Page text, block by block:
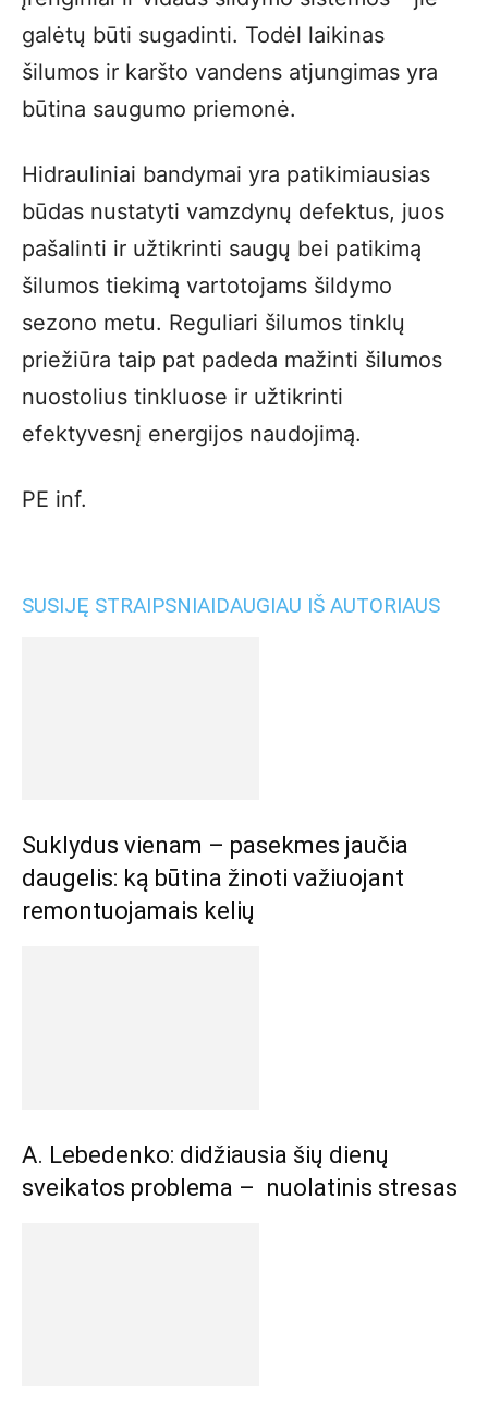
galėtų būti sugadinti. Todėl laikinas
šilumos ir karšto vandens atjungimas yra
būtina saugumo priemonė.
Hidrauliniai bandymai yra patikimiausias
būdas nustatyti vamzdynų defektus, juos
pašalinti ir užtikrinti saugų bei patikimą
šilumos tiekimą vartotojams šildymo
sezono metu. Reguliari šilumos tinklų
priežiūra taip pat padeda mažinti šilumos
nuostolius tinkluose ir užtikrinti
efektyvesnį energijos naudojimą.
PE inf.
SUSIJĘ STRAIPSNIAIDAUGIAU IŠ AUTORIAUS
Suklydus vienam – pasekmes jaučia
daugelis: ką būtina žinoti važiuojant
remontuojamais kelių
A. Lebedenko: didžiausia šių dienų
sveikatos problema – nuolatinis stresas